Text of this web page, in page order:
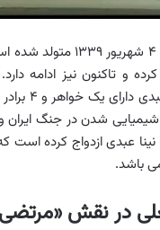
اکبر عبدی در تاریخ ۴
۱۳۵۹ آغاز کرده و تاکنون نیز
دیپلم است.
عبدی ازدواج کرده است
باشد.
در نقش